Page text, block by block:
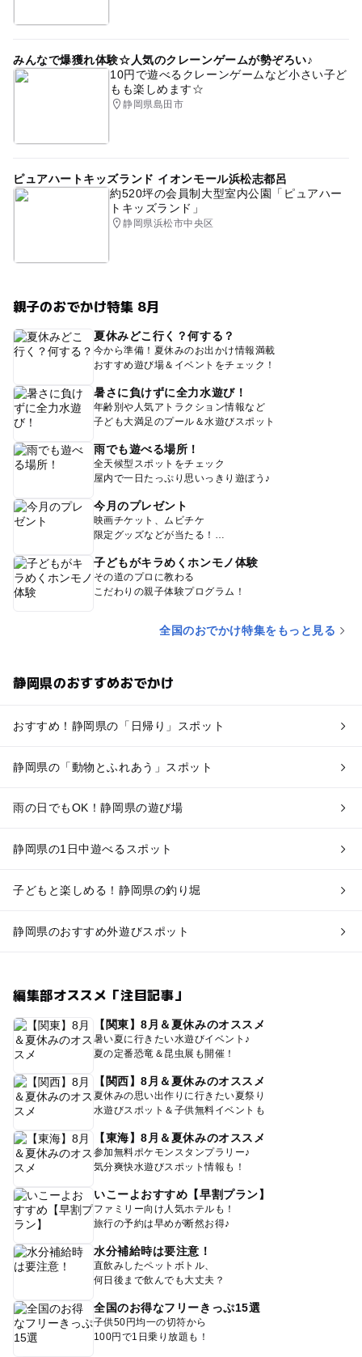
みんなで爆獲れ体験☆人気のクレーンゲームが勢ぞろい♪
10円で遊べるクレーンゲームなど小さい子ど
もも楽しめます☆
静岡県島田市
ピュアハートキッズランド イオンモール浜松志都呂
約520坪の会員制大型室内公園「ピュアハー
トキッズランド」
静岡県浜松市中央区
親子のおでかけ特集 8月
夏休みどこ行く？何する？
今から準備！夏休みのお出かけ情報満載
おすすめ遊び場＆イベントをチェック！
暑さに負けずに全力水遊び！
年齢別や人気アトラクション情報など
子ども大満足のプール＆水遊びスポット
雨でも遊べる場所！
全天候型スポットをチェック
屋内で一日たっぷり思いっきり遊ぼう♪
今月のプレゼント
映画チケット、ムビチケ
限定グッズなどが当たる！
子どもがキラめくホンモノ体験
その道のプロに教わる
こだわりの親子体験プログラム！
全国のおでかけ特集をもっと見る
静岡県のおすすめおでかけ
おすすめ！静岡県の「日帰り」スポット
静岡県の「動物とふれあう」スポット
雨の日でもOK！静岡県の遊び場
静岡県の1日中遊べるスポット
子どもと楽しめる！静岡県の釣り堀
静岡県のおすすめ外遊びスポット
編集部オススメ「注目記事」
【関東】8月＆夏休みのオススメ
暑い夏に行きたい水遊びイベント♪
夏の定番恐竜＆昆虫展も開催！
【関西】8月＆夏休みのオススメ
夏休みの思い出作りに行きたい夏祭り
水遊びスポット＆子供無料イベントも
【東海】8月＆夏休みのオススメ
参加無料ポケモンスタンプラリー♪
気分爽快水遊びスポット情報も！
いこーよおすすめ【早割プラン】
ファミリー向け人気ホテルも！
旅行の予約は早めが断然お得♪
水分補給時は要注意！
直飲みしたペットボトル、
何日後まで飲んでも大丈夫？
全国のお得なフリーきっぷ15選
子供50円均一の切符から
100円で1日乗り放題も！